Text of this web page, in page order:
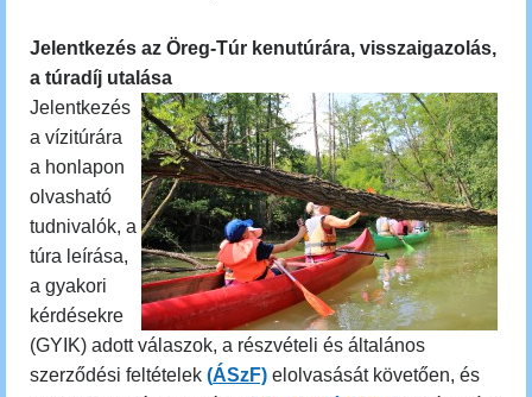
Jelentkezés az Öreg-Túr kenutúrára, visszaigazolás,
a túradíj utalása
Jelentkezés
a vízitúrára
a honlapon
olvasható
tudnivalók, a
túra leírása,
a gyakori
kérdésekre
(GYIK) adott válaszok, a részvételi és általános
szerződési feltételek (ÁSzF) elolvasását követően, és